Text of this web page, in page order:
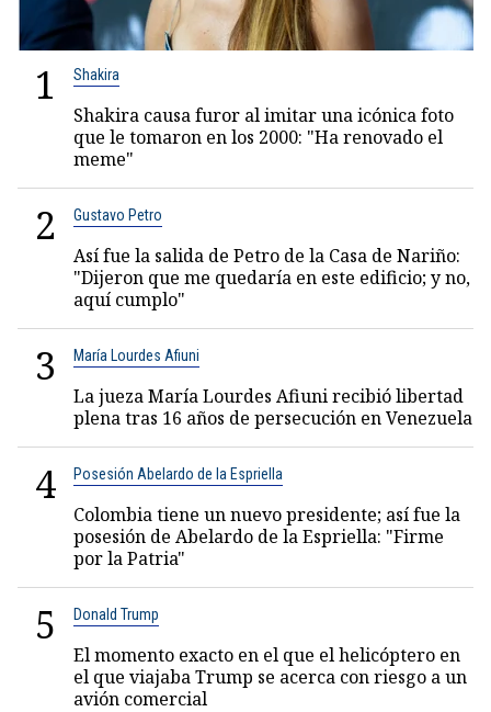
1 Shakira
Shakira causa furor al imitar una icónica foto
que le tomaron en los 2000: "Ha renovado el
meme"
2 Gustavo Petro
Así fue la salida de Petro de la Casa de Nariño:
"Dijeron que me quedaría en este edificio; y no,
aquí cumplo"
3 María Lourdes Afiuni
La jueza María Lourdes Afiuni recibió libertad
plena tras 16 años de persecución en Venezuela
4 Posesión Abelardo de la Espriella
Colombia tiene un nuevo presidente; así fue la
posesión de Abelardo de la Espriella: "Firme
por la Patria"
5 Donald Trump
El momento exacto en el que el helicóptero en
el que viajaba Trump se acerca con riesgo a un
avión comercial